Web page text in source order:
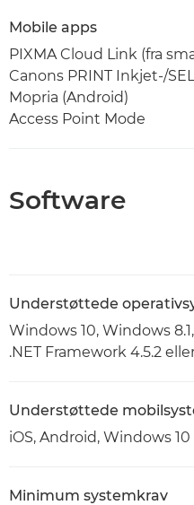
Mobile apps
PIXMA Cloud Link (fra
Canons PRINT Inkjet-/
Mopria (Android)
Access Point Mode
Software
Understøttede
Windows 10, Windows
.NET Framework 4.5.2
Understøttede
iOS, Android, Windows
Minimum systemkrav